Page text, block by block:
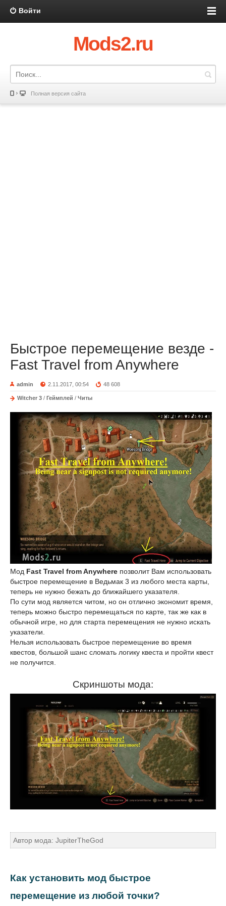
Войти
Mods2.ru
Полная версия сайта
Быстрое перемещение везде -
Fast Travel from Anywhere
admin 2.11.2017, 00:54 48 608
Witcher 3 / Геймплей / Читы
Мод Fast Travel from Anywhere позволит Вам использовать
быстрое перемещение в Ведьмак 3 из любого места карты,
теперь не нужно бежать до ближайшего указателя.
По сути мод является читом, но он отлично экономит время,
теперь можно быстро перемещаться по карте, так же как в
обычной игре, но для старта перемещения не нужно искать
указатели.
Нельзя использовать быстрое перемещение во время
квестов, большой шанс сломать логику квеста и пройти квест
не получится.
Скриншоты мода:
Автор мода: JupiterTheGod
Как установить мод быстрое
перемещение из любой точки?